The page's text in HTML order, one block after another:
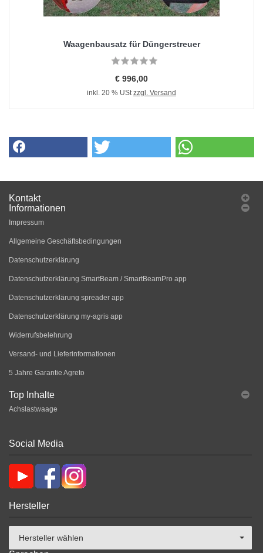
Waagenbausatz für Düngerstreuer
€ 996,00
inkl. 20 % UStzzgl. Versand
Kontakt
Informationen
Impressum
Allgemeine Geschäftsbedingungen
Datenschutzerklärung
Datenschutzerklärung SmartBeam / SmartBeamPro app
Datenschutzerklärung spreader app
Datenschutzerklärung my-agris app
Widerrufsbelehrung
Versand- und Lieferinformationen
5 Jahre Garantie Agreto
Top Inhalte
Achslastwaage
Social Media
Hersteller
Hersteller wählen